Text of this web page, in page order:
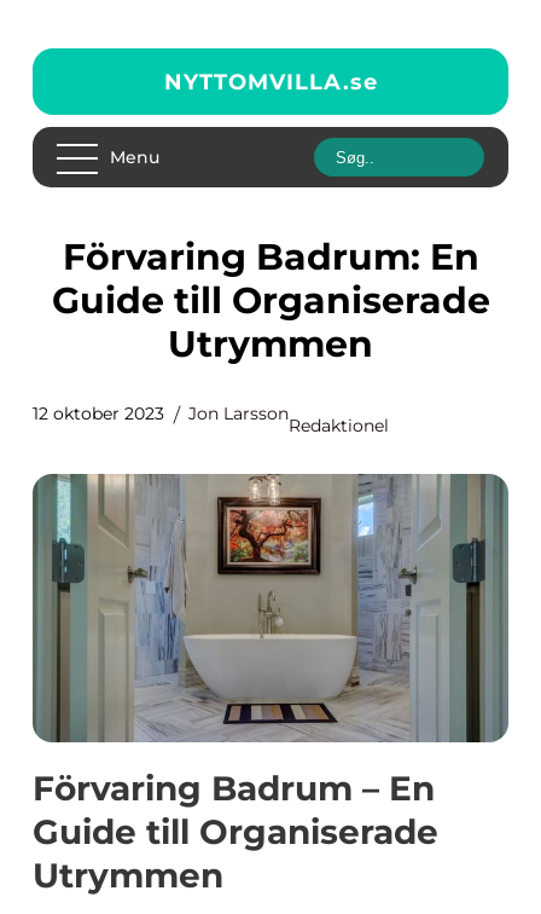
NYTTOMVILLA.se
Menu
Förvaring Badrum: En
Guide till Organiserade
Utrymmen
12 oktober 2023 Jon Larsson
Redaktionel
Förvaring Badrum – En
Guide till Organiserade
Utrymmen